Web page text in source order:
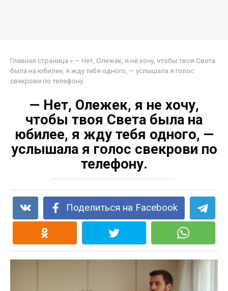
Главная страница » — Нет, Олежек, я не хочу, чтобы твоя Света
была на юбилее, я жду тебя одного, — услышала я голос
свекрови по телефону.
— Нет, Олежек, я не хочу,
чтобы твоя Света была на
юбилее, я жду тебя одного, —
услышала я голос свекрови по
телефону.
Поделиться на Facebook